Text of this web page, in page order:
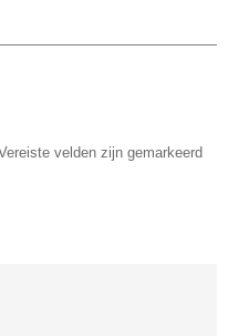
velden zijn gemarkeerd